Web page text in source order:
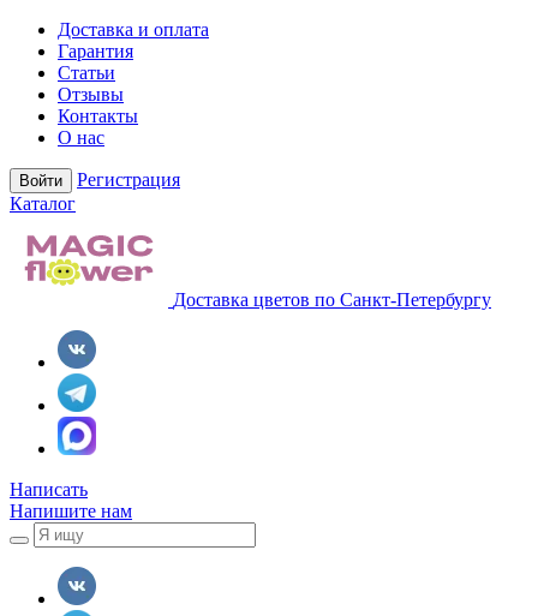
Доставка и оплата
Гарантия
Статьи
Отзывы
Контакты
О нас
Войти
Регистрация
Каталог
Доставка цветов по Санкт-Петербургу
Написать
Напишите нам